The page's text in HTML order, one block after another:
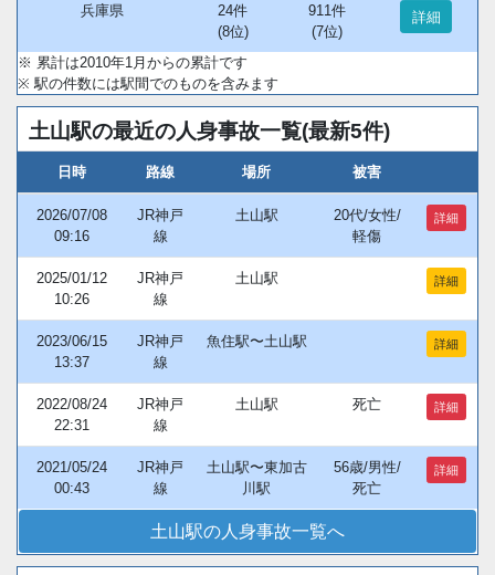
兵庫県
24件
(8位)
911件
(7位)
詳細
※ 累計は2010年1月からの累計です
※ 駅の件数には駅間でのものを含みます
土山駅の最近の人身事故一覧(最新5件)
日時 路線 場所 被害
2026/07/08
09:16
JR神戸
線
土山駅
20代/女性/
軽傷
詳細
2025/01/12
10:26
JR神戸
線
土山駅 詳細
2023/06/15
13:37
JR神戸
線
魚住駅〜土山駅 詳細
2022/08/24
22:31
JR神戸
線
土山駅 死亡 詳細
2021/05/24
00:43
JR神戸
線
土山駅〜東加古
川駅
56歳/男性/
死亡
詳細
土山駅の人身事故一覧へ